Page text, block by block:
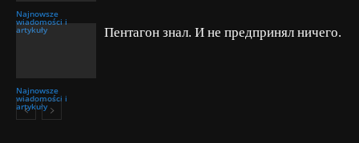
Najnowsze
wiadomości i
artykuły
Najnowsze
wiadomości i
artykuły
Пентагон знал. И не предпринял ничего.